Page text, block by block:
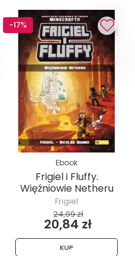
-17%
Ebook
Frigiel i Fluffy.
Więźniowie Netheru
Frigiel
24,99 zł
20,84 zł
KUP